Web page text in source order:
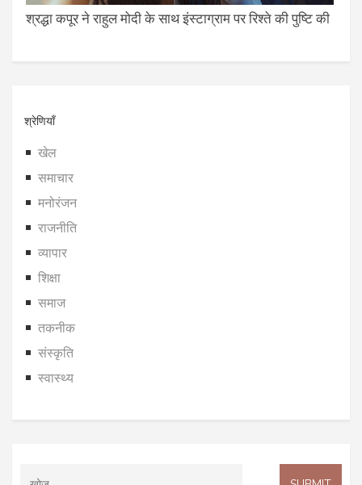
श्रद्धा कपूर ने राहुल मोदी के साथ इंस्टाग्राम पर रिश्ते की पुष्टि की
श्रेणियाँ
खेल
समाचार
मनोरंजन
राजनीति
व्यापार
शिक्षा
समाज
तकनीक
संस्कृति
स्वास्थ्य